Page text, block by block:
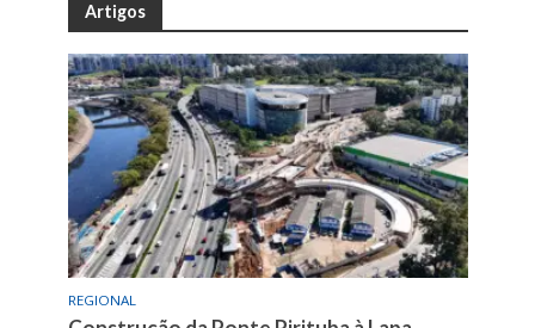
Artigos
REGIONAL